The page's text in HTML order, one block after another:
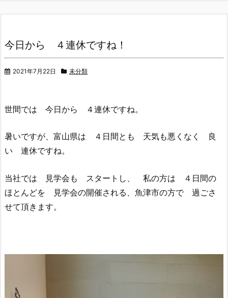
今日から ４連休ですね！
2021年7月22日 未分類
世間では 今日から ４連休ですね。
暑いですが、富山県は ４日間とも 天気も悪くなく 良
い 連休ですね。
当社では 見学会も スタートし、 私の方は ４日間の
ほとんどを 見学会の開催される、魚津市の方で 過ごさ
せて頂きます。